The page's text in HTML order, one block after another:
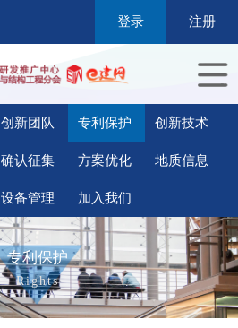
注册
登录
创新团队 专利保护 创新技术
确认征集 方案优化 地质信息
设备管理 加入我们
专利保护
Rights